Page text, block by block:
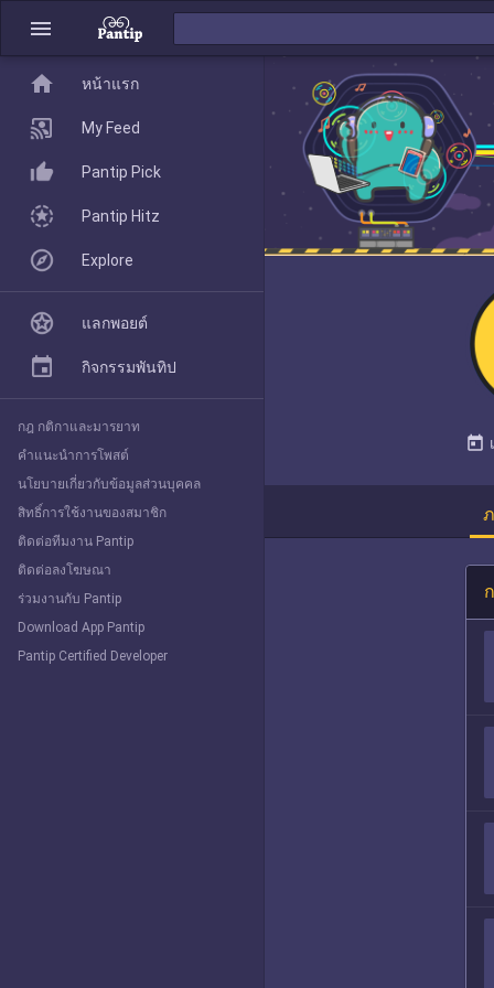
menu
today
home
Pantip Pick
Explore
home หน้าแรก
My Feed
Pantip Pick
Pantip Hitz
Explore
แลกพอยต์
กิจกรรมพันทิป
กฎ กติกาและมารยาท
คำแนะนำการโพสต์
นโยบายเกี่ยวกับข้อมูลส่วนบุคคล
สิทธิ์การใช้งานของสมาชิก
ติดต่อทีมงาน Pantip
ติดต่อลงโฆษณา
ร่วมงานกับ Pantip
Download App Pantip
Pantip Certified Developer